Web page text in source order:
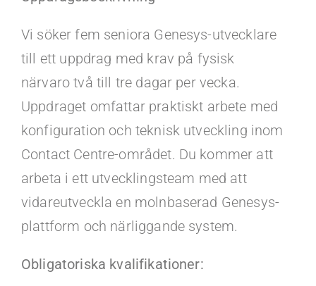
Faq
Portal
Vi söker fem seniora Genesys-utvecklare
till ett uppdrag med krav på fysisk
närvaro två till tre dagar per vecka.
Uppdraget omfattar praktiskt arbete med
konfiguration och teknisk utveckling inom
Contact Centre-området. Du kommer att
arbeta i ett utvecklingsteam med att
vidareutveckla en molnbaserad Genesys-
plattform och närliggande system.
Obligatoriska kvalifikationer: